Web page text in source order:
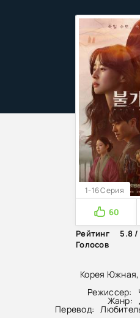
Корея
Режиссер:
Жанр:
Перевод:
1-16 Серия
60
Рейтинг
5.8 /
Голосов